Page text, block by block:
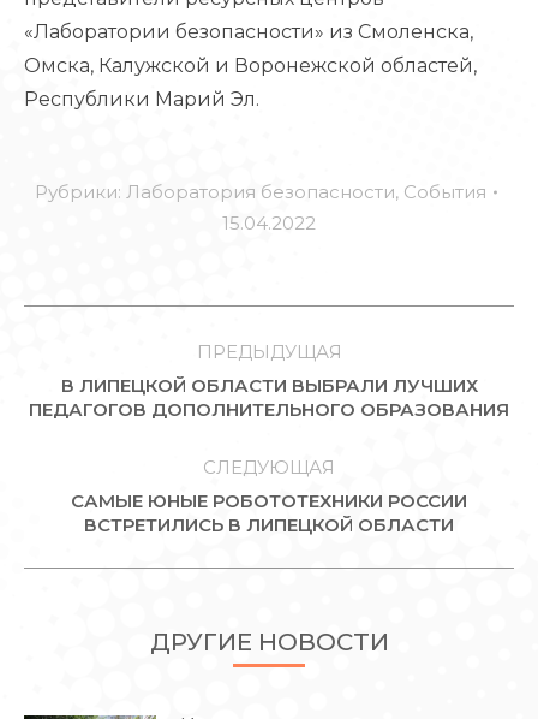
«Лаборатории безопасности» из Смоленска,
Омска, Калужской и Воронежской областей,
Республики Марий Эл.
Рубрики: Лаборатория безопасности, События
15.04.2022
ЗАПИСЯМ
ПРЕДЫДУЩАЯ
Предыдущая
В ЛИПЕЦКОЙ ОБЛАСТИ ВЫБРАЛИ ЛУЧШИХ
ПЕДАГОГОВ ДОПОЛНИТЕЛЬНОГО ОБРАЗОВАНИЯ
СЛЕДУЮЩАЯ
Следующая
запись:
САМЫЕ ЮНЫЕ РОБОТОТЕХНИКИ РОССИИ
ВСТРЕТИЛИСЬ В ЛИПЕЦКОЙ ОБЛАСТИ
ДРУГИЕ НОВОСТИ